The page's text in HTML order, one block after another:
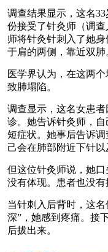
调查结果显示，这名
份接受了针灸师（调
师将针灸针刺入了她
于肩的两侧，靠近双肺
医学界认为，在这两
致肺塌陷。
调查显示，这名女患
诊。她告诉针灸师，
短症状。她事后告诉
己会在肺部附近下针以
但这位针灸师说，她
没有体现。患者也没有
当针刺入后背时，这
深”，她感到疼痛。接
后拔出来。